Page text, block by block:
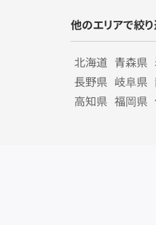
他のエリアで絞
北海道 青森県
長野県 岐阜県
高知県 福岡県